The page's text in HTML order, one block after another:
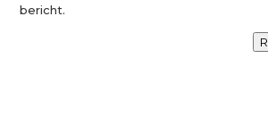
bericht.